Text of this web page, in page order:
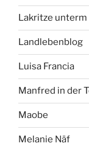
Lakritze unterm
Landlebenblog
Luisa Francia
Manfred in der
Maobe
Melanie Näf